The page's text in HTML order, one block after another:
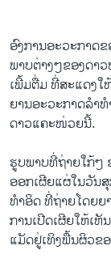
ສຽງ
ລາຍການກະຈາຍ
ຕິດຕາມພວກເຮົາ ທີ່
ພາສາຕ່າງໆ
ອົງການອະວະກາດ
ພາບຕ່າງໆຂອງດາ
ເພີ້ມຕື່ມ ທີ່ສະແດງໃ
ຍານອະວະກາດລຳ
ດາວແຄະໜ່ວຍນີ້.
ຮູບພາບທີ່ຖ່າຍໃກ້ໆ
ອອກເຜີຍແຜ່ໃນວັນ
ທຳອິດ ທີ່ຖ່າຍໂດຍຍ
ການເປີດເຜີຍໃຫ້ເຫັ
ແມັດຢູ່ເທິງພື້ນຜິວຂ